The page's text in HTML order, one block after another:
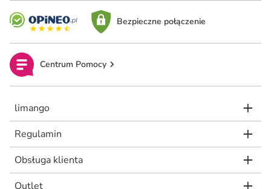
Bezpieczne połączenie
Centrum Pomocy
limango
Regulamin
Obsługa klienta
Outlet